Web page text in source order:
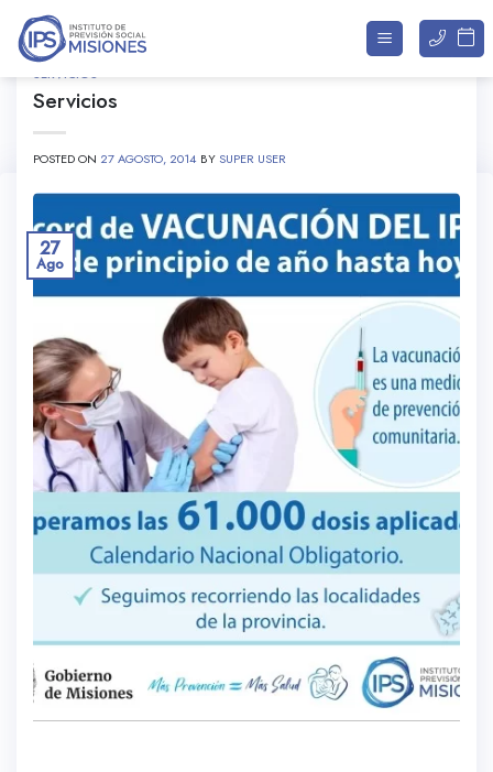
Saltar
contenidoSERVICIOS
Servicios
POSTED ON 27 AGOSTO, 2014 BYSUPER USER
27
Ago